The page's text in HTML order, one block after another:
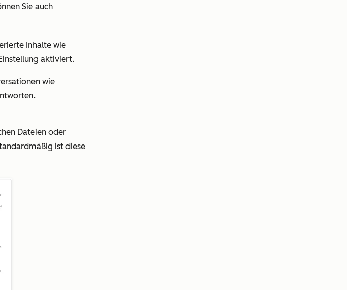
Sie auch
Inhalte wie
aktiviert.
wie
Dateien oder
ist diese